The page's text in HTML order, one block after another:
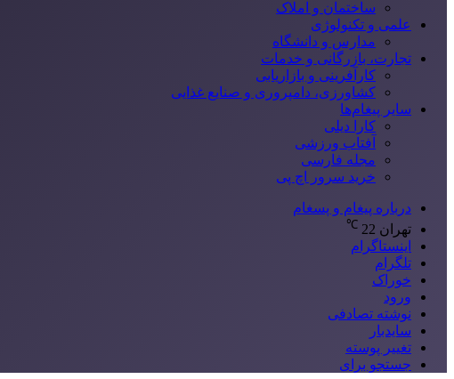
ساختمان و املاک
علمی و تکنولوژی
مدارس و دانشگاه
تجارت، بازرگانی و خدمات
کارآفرینی و بازاریابی
کشاورزی، دامپروری و صنایع غذایی
سایر پیغام‌ها
کارا دیلی
آفتاب ورزشی
مجله فارسی
خرید سرور اچ پی
درباره پیغام و پسغام
تهران 22
℃
اینستاگرام
تلگرام
خوراک
ورود
نوشته تصادفی
سایدبار
تغییر پوسته
جستجو برای